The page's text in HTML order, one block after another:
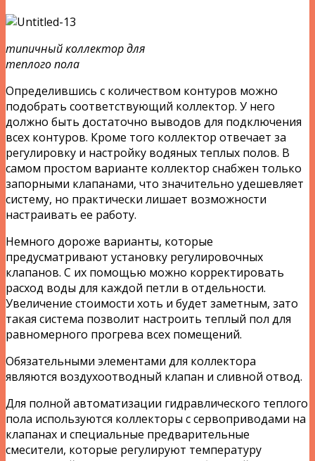
типичный коллектор для
теплого пола
Определившись с количеством контуров можно
подобрать соответствующий коллектор. У него
должно быть достаточно выводов для подключения
всех контуров. Кроме того коллектор отвечает за
регулировку и настройку водяных теплых полов. В
самом простом варианте коллектор снабжен только
запорными клапанами, что значительно удешевляет
систему, но практически лишает возможности
настраивать ее работу.
Немного дороже варианты, которые
предусматривают установку регулировочных
клапанов. С их помощью можно корректировать
расход воды для каждой петли в отдельности.
Увеличение стоимости хоть и будет заметным, зато
такая система позволит настроить теплый пол для
равномерного прогрева всех помещений.
Обязательными элементами для коллектора
являются воздухоотводный клапан и сливной отвод.
Для полной автоматизации гидравлического теплого
пола используются коллекторы с сервоприводами на
клапанах и специальные предварительные
смесители, которые регулируют температуру